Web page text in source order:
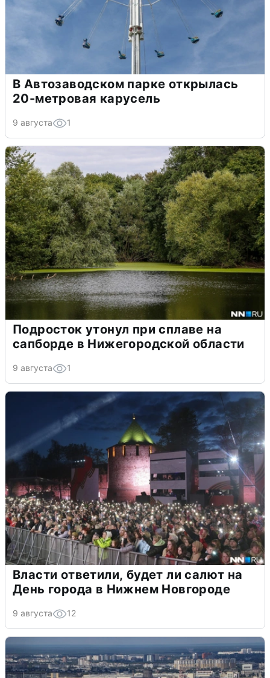
В Автозаводском парке открылась
20-метровая карусель
9 августа 1
Подросток утонул при сплаве на
сапборде в Нижегородской области
9 августа 1
Власти ответили, будет ли салют на
День города в Нижнем Новгороде
9 августа 12